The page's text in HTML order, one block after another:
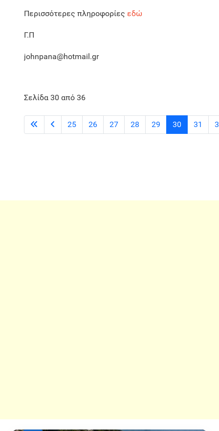
Περισσότερες πληροφορίες εδώ
Γ.Π
johnpana@hotmail.gr
Σελίδα 30 από 36
25 26 27 28 29 30 31